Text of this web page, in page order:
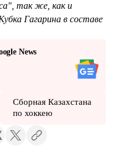
так же, как и
Гагарина в составе
News
Сборная Казахстана
по хоккею